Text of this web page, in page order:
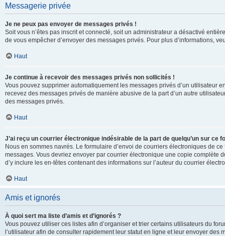
Messagerie privée
Je ne peux pas envoyer de messages privés !
Soit vous n’êtes pas inscrit et connecté, soit un administrateur a désactivé
de vous empêcher d’envoyer des messages privés. Pour plus d’informations,
Haut
Je continue à recevoir des messages privés non sollicités !
Vous pouvez supprimer automatiquement les messages privés d’un utilisateur
recevez des messages privés de manière abusive de la part d’un autre
des messages privés.
Haut
J’ai reçu un courrier électronique indésirable de la part de quelqu’un sur ce
Nous en sommes navrés. Le formulaire d’envoi de courriers électroniques de
messages. Vous devriez envoyer par courrier électronique une copie complète
d’y inclure les en-têtes contenant des informations sur l’auteur du courrier
Haut
Amis et ignorés
À quoi sert ma liste d’amis et d’ignorés ?
Vous pouvez utiliser ces listes afin d’organiser et trier certains utilisateurs du
l’utilisateur afin de consulter rapidement leur statut en ligne et leur envoyer